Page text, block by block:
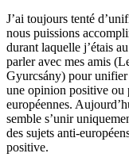
J’ai toujours tenté
nous puissions
durant laquelle j’étais
parler avec mes amis
Gyurcsány) pour unifier
une opinion positive ou
européennes.
semble s’unir
des sujets anti-
positive.